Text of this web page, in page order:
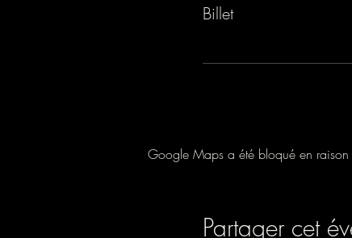
Billet
Google Maps a été bloqué en raison
Partager cet